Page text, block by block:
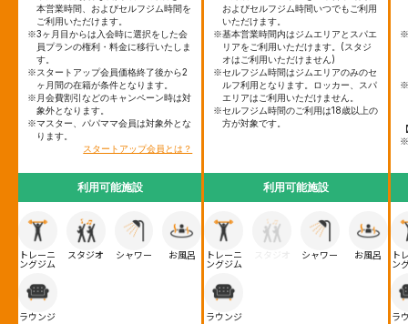
本営業時間、およびセルフジム時間を
ご利用いただけます。
※3ヶ月目からは入会時に選択をした会
員プランの権利・料金に移行いたしま
す。
※スタートアップ会員価格終了後から2
ヶ月間の在籍が条件となります。
※月会費割引などのキャンペーン時は対
象外となります。
※マスター、パパママ会員は対象外とな
ります。
スタートアップ会員とは？
利用可能施設
トレーニ
ングジム
スタジオ シャワー お風呂
ラウンジ
およびセルフジム時間いつでもご利用
いただけます。
※基本営業時間内はジムエリアとスパエ
リアをご利用いただけます。(スタジ
オはご利用いただけません)
※セルフジム時間はジムエリアのみのセ
ルフ利用となります。ロッカー、スパ
エリアはご利用いただけません。
※セルフジム時間のご利用は18歳以上の
方が対象です。
利用可能施設
トレーニ
ングジム
シャワー お風呂
ラウンジ
※
※
※
ト
ン
ラ